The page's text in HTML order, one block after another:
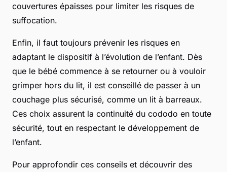
couvertures épaisses pour limiter les risques de
suffocation.
Enfin, il faut toujours prévenir les risques en
adaptant le dispositif à l’évolution de l’enfant. Dès
que le bébé commence à se retourner ou à vouloir
grimper hors du lit, il est conseillé de passer à un
couchage plus sécurisé, comme un lit à barreaux.
Ces choix assurent la continuité du cododo en toute
sécurité, tout en respectant le développement de
l’enfant.
Pour approfondir ces conseils et découvrir des